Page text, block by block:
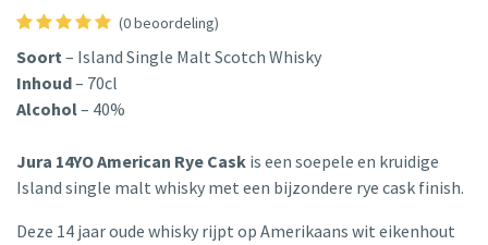
(0 beoordeling)
Soort– Island Single Malt Scotch Whisky
Inhoud– 70cl
Alcohol– 40%
Jura 14YO American Rye Cask is een soepele en kruidige
Island single malt whisky met een bijzondere rye cask finish.
Deze 14 jaar oude whisky rijpt op Amerikaans wit eikenhout